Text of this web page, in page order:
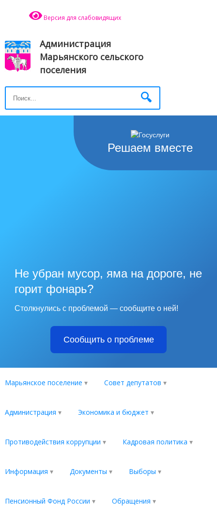
Версия для слабовидящих
Администрация
Марьянского сельского
поселения
Решаем вместе
Не убран мусор, яма на дороге, не
горит фонарь?
Столкнулись с проблемой — сообщите о ней!
Сообщить о проблеме
Марьянское поселение Совет депутатов
Администрация Экономика и бюджет
Противодействия коррупции Кадровая политика
Информация Документы Выборы
Пенсионный Фонд России Обращения